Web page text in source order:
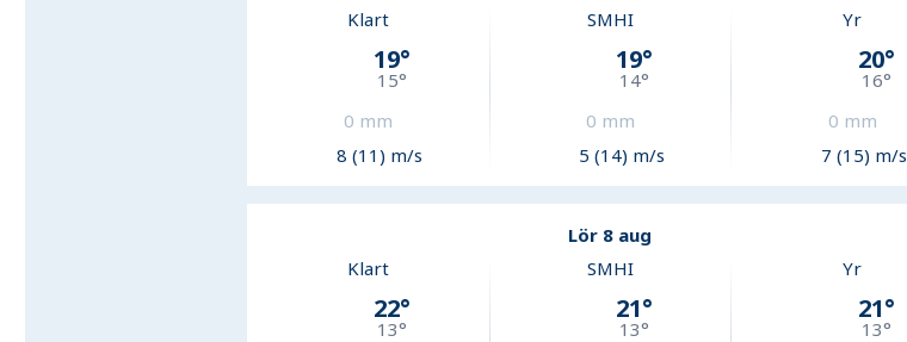
Klart
19°
15°
0 mm
8 (11) m/s
SMHI
19°
14°
0 mm
5 (14) m/s
Yr
20°
16°
0 mm
7 (15) m/s
Lör 8 aug
Klart
22°
13°
SMHI
21°
13°
Yr
21°
13°